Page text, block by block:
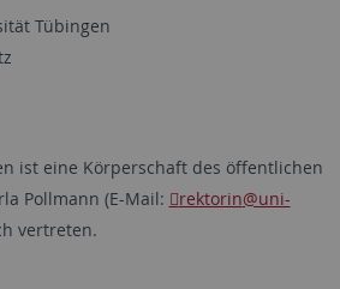
Tübingen
ist eine Körperschaft des öffentlichen
Pollmann (E-Mail:
rektorin@uni-
vertreten.